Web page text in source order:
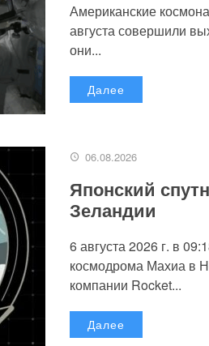
Американские
августа совершили
они...
Далее
06.08.2026
Японский
Зеландии
6 августа 2026 г. в
космодрома Махиа в
компании Rocket...
Далее